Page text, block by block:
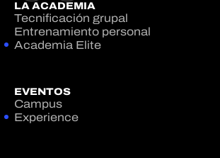
LA ACADEMIA
Tecnificación grupal
Entrenamiento personal
Academia Elite
EVENTOS
Campus
Experience